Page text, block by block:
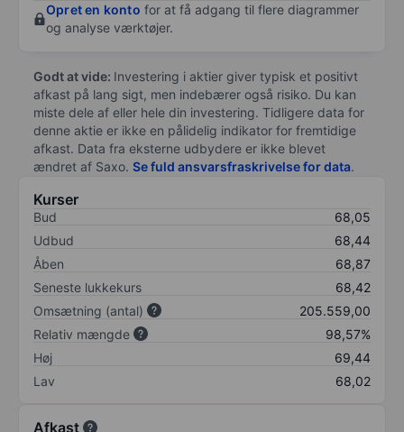
Opret en konto for at få adgang til flere diagrammer
og analyse værktøjer.
Godt at vide: Investering i aktier giver typisk et positivt
afkast på lang sigt, men indebærer også risiko. Du kan
miste dele af eller hele din investering. Tidligere data for
denne aktie er ikke en pålidelig indikator for fremtidige
afkast. Data fra eksterne udbydere er ikke blevet
ændret af Saxo. Se fuld ansvarsfraskrivelse for data.
Kurser
Bud
68,05
Udbud
68,44
Åben
68,87
Seneste lukkekurs
68,42
Omsætning (antal)
205.559,00
Relativ mængde
98,57%
Høj
69,44
Lav
68,02
Afkast